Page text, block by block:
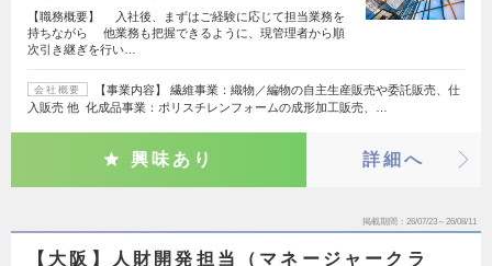
【職務概要】 入社後、まずはご経験に応じて担当業務を
持ちながら 他業務も把握できるように、現管理者から順
次引き継ぎを行い…
会社概要
【事業内容】 繊維事業：織物／編物の自主生産販売や委託販売、仕
入販売 他 化成品事業：ポリスチレンフォームの成形加工販売、…
興味あり 詳細へ
掲載期間 26/07/23～26/08/11
【大阪】人財開発担当（マネージャークラ